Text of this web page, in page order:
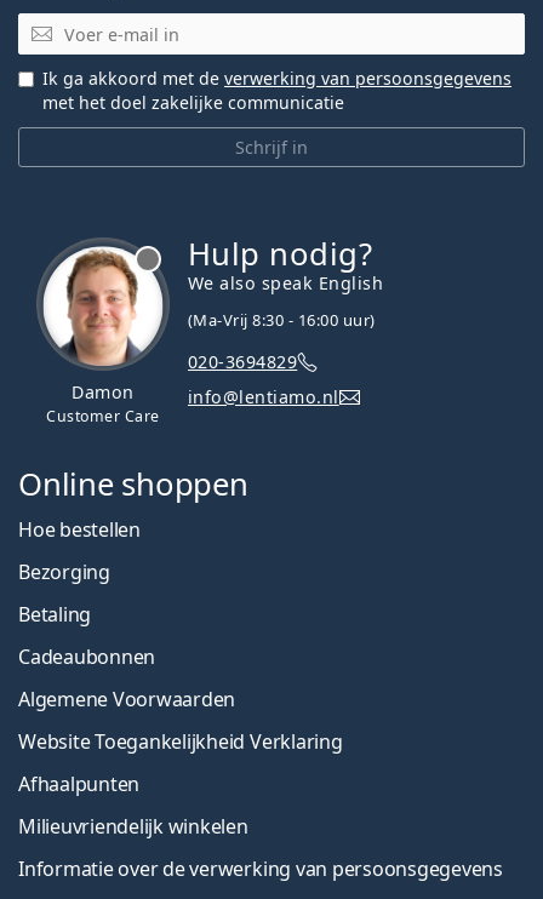
E-mail
Schrijf in
Ik ga akkoord met de verwerking van persoonsgegevens
met het doel zakelijke communicatie
Damon
Customer Care
Hulp nodig?
We also speak English
(Ma-Vrij 8:30 - 16:00 uur)
020-3694829
info@lentiamo.nl
Online shoppen
Hoe bestellen
Bezorging
Betaling
Cadeaubonnen
Algemene Voorwaarden
Website Toegankelijkheid Verklaring
Afhaalpunten
Milieuvriendelijk winkelen
Informatie over de verwerking van persoonsgegevens